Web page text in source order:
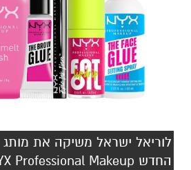
לוריאל ישראל משיקה את מותג
החדש NYX Professional Makeup צילום יחצ